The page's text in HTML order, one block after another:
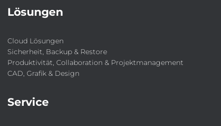
Lösungen
Cloud Lösungen
Sicherheit, Backup & Restore
Produktivität, Collaboration & Projektmanagement
CAD, Grafik & Design
Service